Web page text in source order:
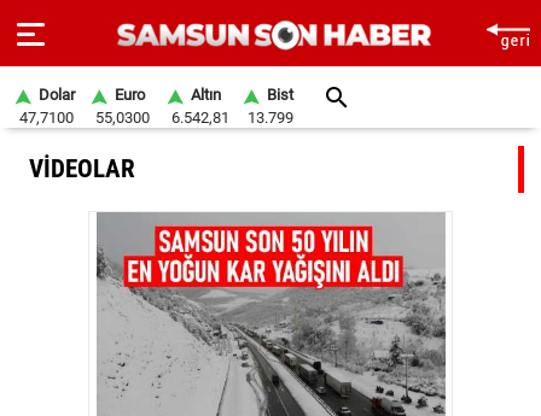
ANA
SAMSUN
HABER
SAMSUNSPOR
GÜNDEM
Dolar
47,7100
Euro
55,0300
Altın
6.542,81
Bist
13.799
VİDEOLAR